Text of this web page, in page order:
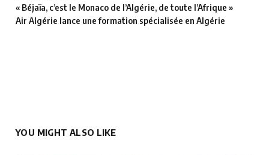
« Béjaïa, c’est le Monaco de l’Algérie, de toute l’Afrique »
Air Algérie lance une formation spécialisée en Algérie
YOU MIGHT ALSO LIKE